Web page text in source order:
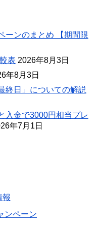
ーンのまとめ 【期間限
表 2026年8月3日
年8月3日
終日」についての解説
入金で3000円相当プレ
年7月1日
報
ンペーン